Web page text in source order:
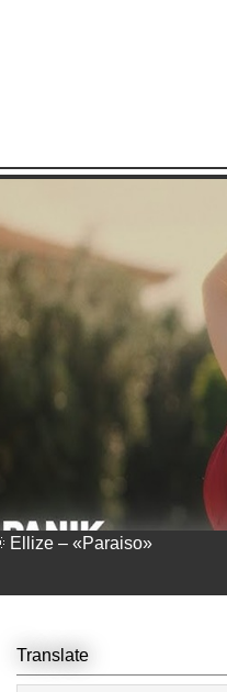
Ellize – «Paraiso»
Translate